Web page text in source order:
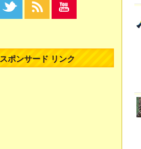
スポンサード リンク